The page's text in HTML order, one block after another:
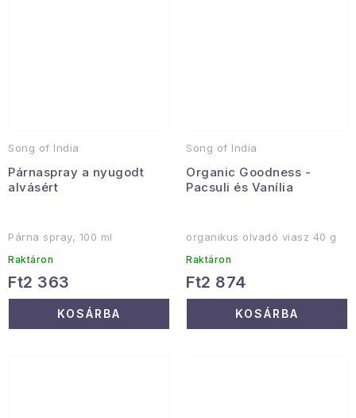
Song of India
Párnaspray a nyugodt
alvásért
Párna spray, 100 ml
Raktáron
Ft2 363
KOSÁRBA
Song of India
Organic Goodness -
Pacsuli és Vanília
organikus olvadó viasz 40 g
Raktáron
Ft2 874
KOSÁRBA